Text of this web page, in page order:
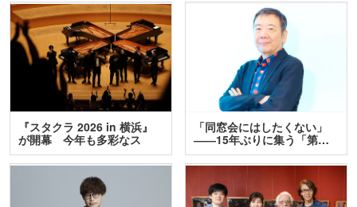
『スタクラ 2026 in 横浜』
が開幕 今年も多彩なス
テ…
「同窓会にはしたくない」
――15年ぶりに集う「第…